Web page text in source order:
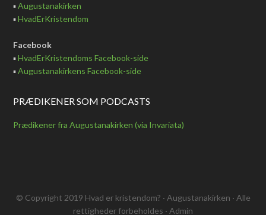
▪Augustanakirken
▪HvadErKristendom
Facebook
▪HvadErKristendoms Facebook-side
▪Augustanakirkens Facebook-side
PRÆDIKENER SOM PODCASTS
Prædikener fra Augustanakirken (via Invariata)
© Copyright 2019 Hvad er kristendom? · Augustanakirken · Alle
rettigheder forbeholdes · Admin